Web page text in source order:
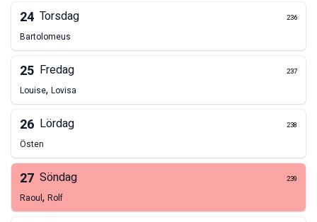
24 Torsdag 236
Bartolomeus
25 Fredag 237
Louise, Lovisa
26 Lördag 238
Östen
27 Söndag 239
Raoul, Rolf